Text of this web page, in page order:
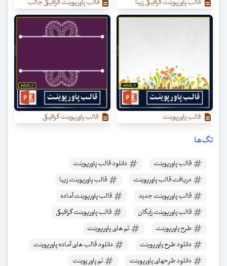
قالب پاورپوینت گرافیکی زیبا قالب پاورپوینت گرافیکی جالب
قالب پاورپوینت قالب پاورپوینت گرافیکی
تگ‌ها
قالب پاورپوینت
دانلود قالب پاورپوینت
دریافت قالب پاورپوینت
قالب پاورپوینت زیبا
قالب پاورپوینت جدید
قالب پاورپوینت آماده
قالب پاورپوینت رایگان
قالب پاورپوینت گرافیکی
طرح پاورپوینت
تم های پاورپوینت
دانلود طرح پاورپوینت
دانلود قالب های آماده پاورپوینت
دانلود طرحهای پاورپوینت
تم پاور پوینت